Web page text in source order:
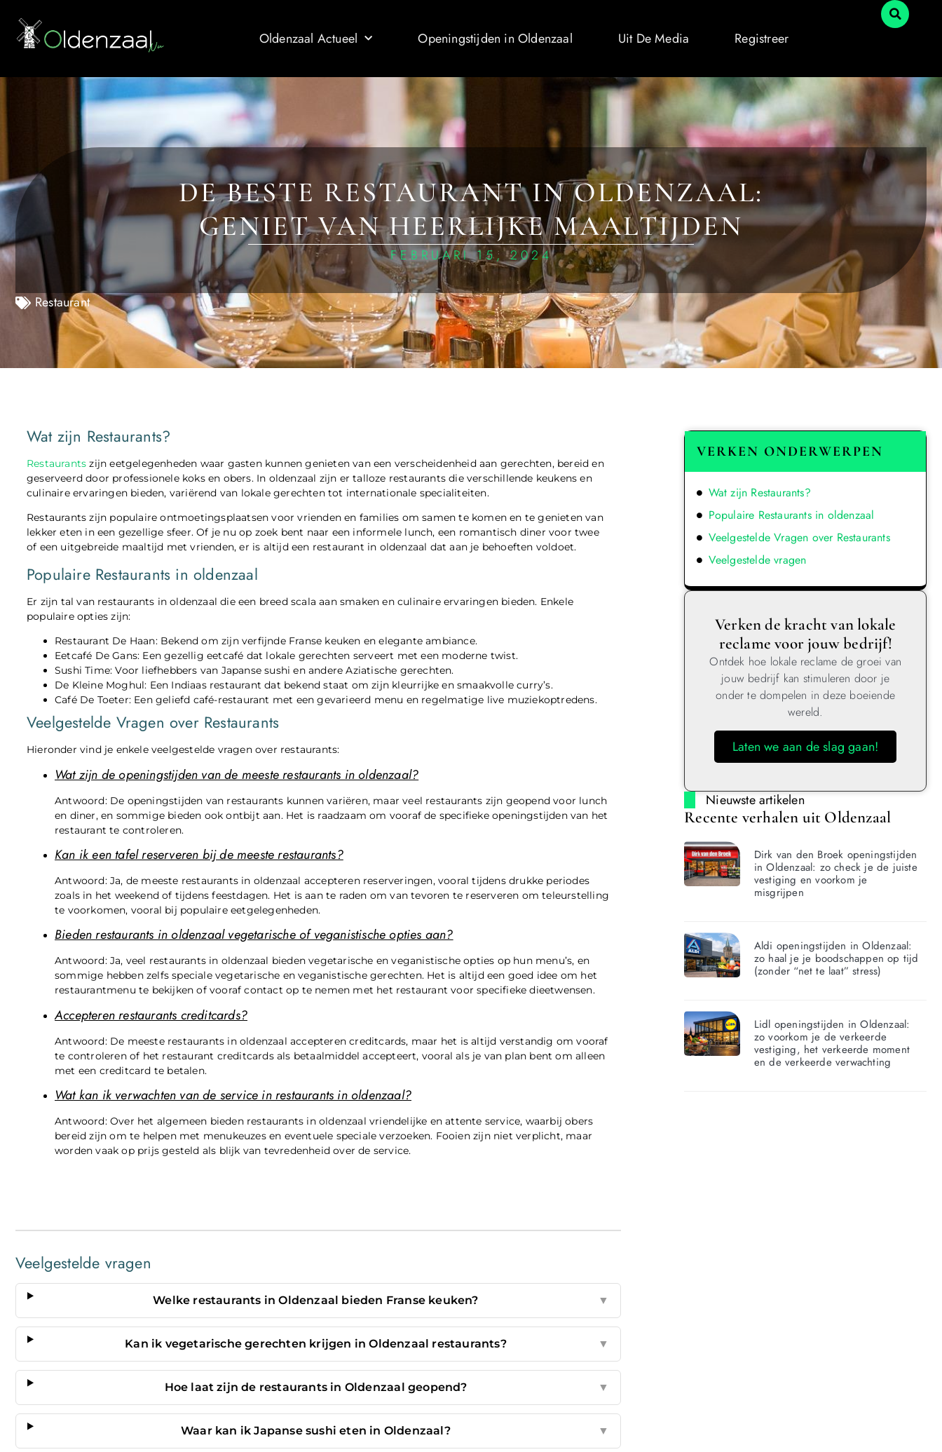
Oldenzaal Actueel Openingstijden in Oldenzaal Uit De Media Registreer
DE BESTE RESTAURANT IN OLDENZAAL:
GENIET VAN HEERLIJKE MAALTIJDEN
FEBRUARI 15, 2024
Restaurant
Wat zijn Restaurants?
Restaurants zijn eetgelegenheden waar gasten kunnen genieten van een verscheidenheid aan gerechten, bereid en
geserveerd door professionele koks en obers. In oldenzaal zijn er talloze restaurants die verschillende keukens en
culinaire ervaringen bieden, variërend van lokale gerechten tot internationale specialiteiten.
Restaurants zijn populaire ontmoetingsplaatsen voor vrienden en families om samen te komen en te genieten van
lekker eten in een gezellige sfeer. Of je nu op zoek bent naar een informele lunch, een romantisch diner voor twee
of een uitgebreide maaltijd met vrienden, er is altijd een restaurant in oldenzaal dat aan je behoeften voldoet.
Populaire Restaurants in oldenzaal
Er zijn tal van restaurants in oldenzaal die een breed scala aan smaken en culinaire ervaringen bieden. Enkele
populaire opties zijn:
Restaurant De Haan: Bekend om zijn verfijnde Franse keuken en elegante ambiance.
Eetcafé De Gans: Een gezellig eetcafé dat lokale gerechten serveert met een moderne twist.
Sushi Time: Voor liefhebbers van Japanse sushi en andere Aziatische gerechten.
De Kleine Moghul: Een Indiaas restaurant dat bekend staat om zijn kleurrijke en smaakvolle curry’s.
Café De Toeter: Een geliefd café-restaurant met een gevarieerd menu en regelmatige live muziekoptredens.
Veelgestelde Vragen over Restaurants
Hieronder vind je enkele veelgestelde vragen over restaurants:
Wat zijn de openingstijden van de meeste restaurants in oldenzaal?
Antwoord: De openingstijden van restaurants kunnen variëren, maar veel restaurants zijn geopend voor lunch
en diner, en sommige bieden ook ontbijt aan. Het is raadzaam om vooraf de specifieke openingstijden van het
restaurant te controleren.
Kan ik een tafel reserveren bij de meeste restaurants?
Antwoord: Ja, de meeste restaurants in oldenzaal accepteren reserveringen, vooral tijdens drukke periodes
zoals in het weekend of tijdens feestdagen. Het is aan te raden om van tevoren te reserveren om teleurstelling
te voorkomen, vooral bij populaire eetgelegenheden.
Bieden restaurants in oldenzaal vegetarische of veganistische opties aan?
Antwoord: Ja, veel restaurants in oldenzaal bieden vegetarische en veganistische opties op hun menu’s, en
sommige hebben zelfs speciale vegetarische en veganistische gerechten. Het is altijd een goed idee om het
restaurantmenu te bekijken of vooraf contact op te nemen met het restaurant voor specifieke dieetwensen.
Accepteren restaurants creditcards?
Antwoord: De meeste restaurants in oldenzaal accepteren creditcards, maar het is altijd verstandig om vooraf
te controleren of het restaurant creditcards als betaalmiddel accepteert, vooral als je van plan bent om alleen
met een creditcard te betalen.
Wat kan ik verwachten van de service in restaurants in oldenzaal?
Antwoord: Over het algemeen bieden restaurants in oldenzaal vriendelijke en attente service, waarbij obers
bereid zijn om te helpen met menukeuzes en eventuele speciale verzoeken. Fooien zijn niet verplicht, maar
worden vaak op prijs gesteld als blijk van tevredenheid over de service.
Veelgestelde vragen
Welke restaurants in Oldenzaal bieden Franse keuken? ▼
Kan ik vegetarische gerechten krijgen in Oldenzaal restaurants? ▼
Hoe laat zijn de restaurants in Oldenzaal geopend? ▼
Waar kan ik Japanse sushi eten in Oldenzaal? ▼
VERKEN ONDERWERPEN
Wat zijn Restaurants?
Populaire Restaurants in oldenzaal
Veelgestelde Vragen over Restaurants
Veelgestelde vragen
Verken de kracht van lokale
reclame voor jouw bedrijf!
Ontdek hoe lokale reclame de groei van
jouw bedrijf kan stimuleren door je
onder te dompelen in deze boeiende
wereld.
Laten we aan de slag gaan!
Nieuwste artikelen
Recente verhalen uit Oldenzaal
Dirk van den Broek openingstijden
in Oldenzaal: zo check je de juiste
vestiging en voorkom je
misgrijpen
Aldi openingstijden in Oldenzaal:
zo haal je je boodschappen op tijd
(zonder “net te laat” stress)
Lidl openingstijden in Oldenzaal:
zo voorkom je de verkeerde
vestiging, het verkeerde moment
en de verkeerde verwachting